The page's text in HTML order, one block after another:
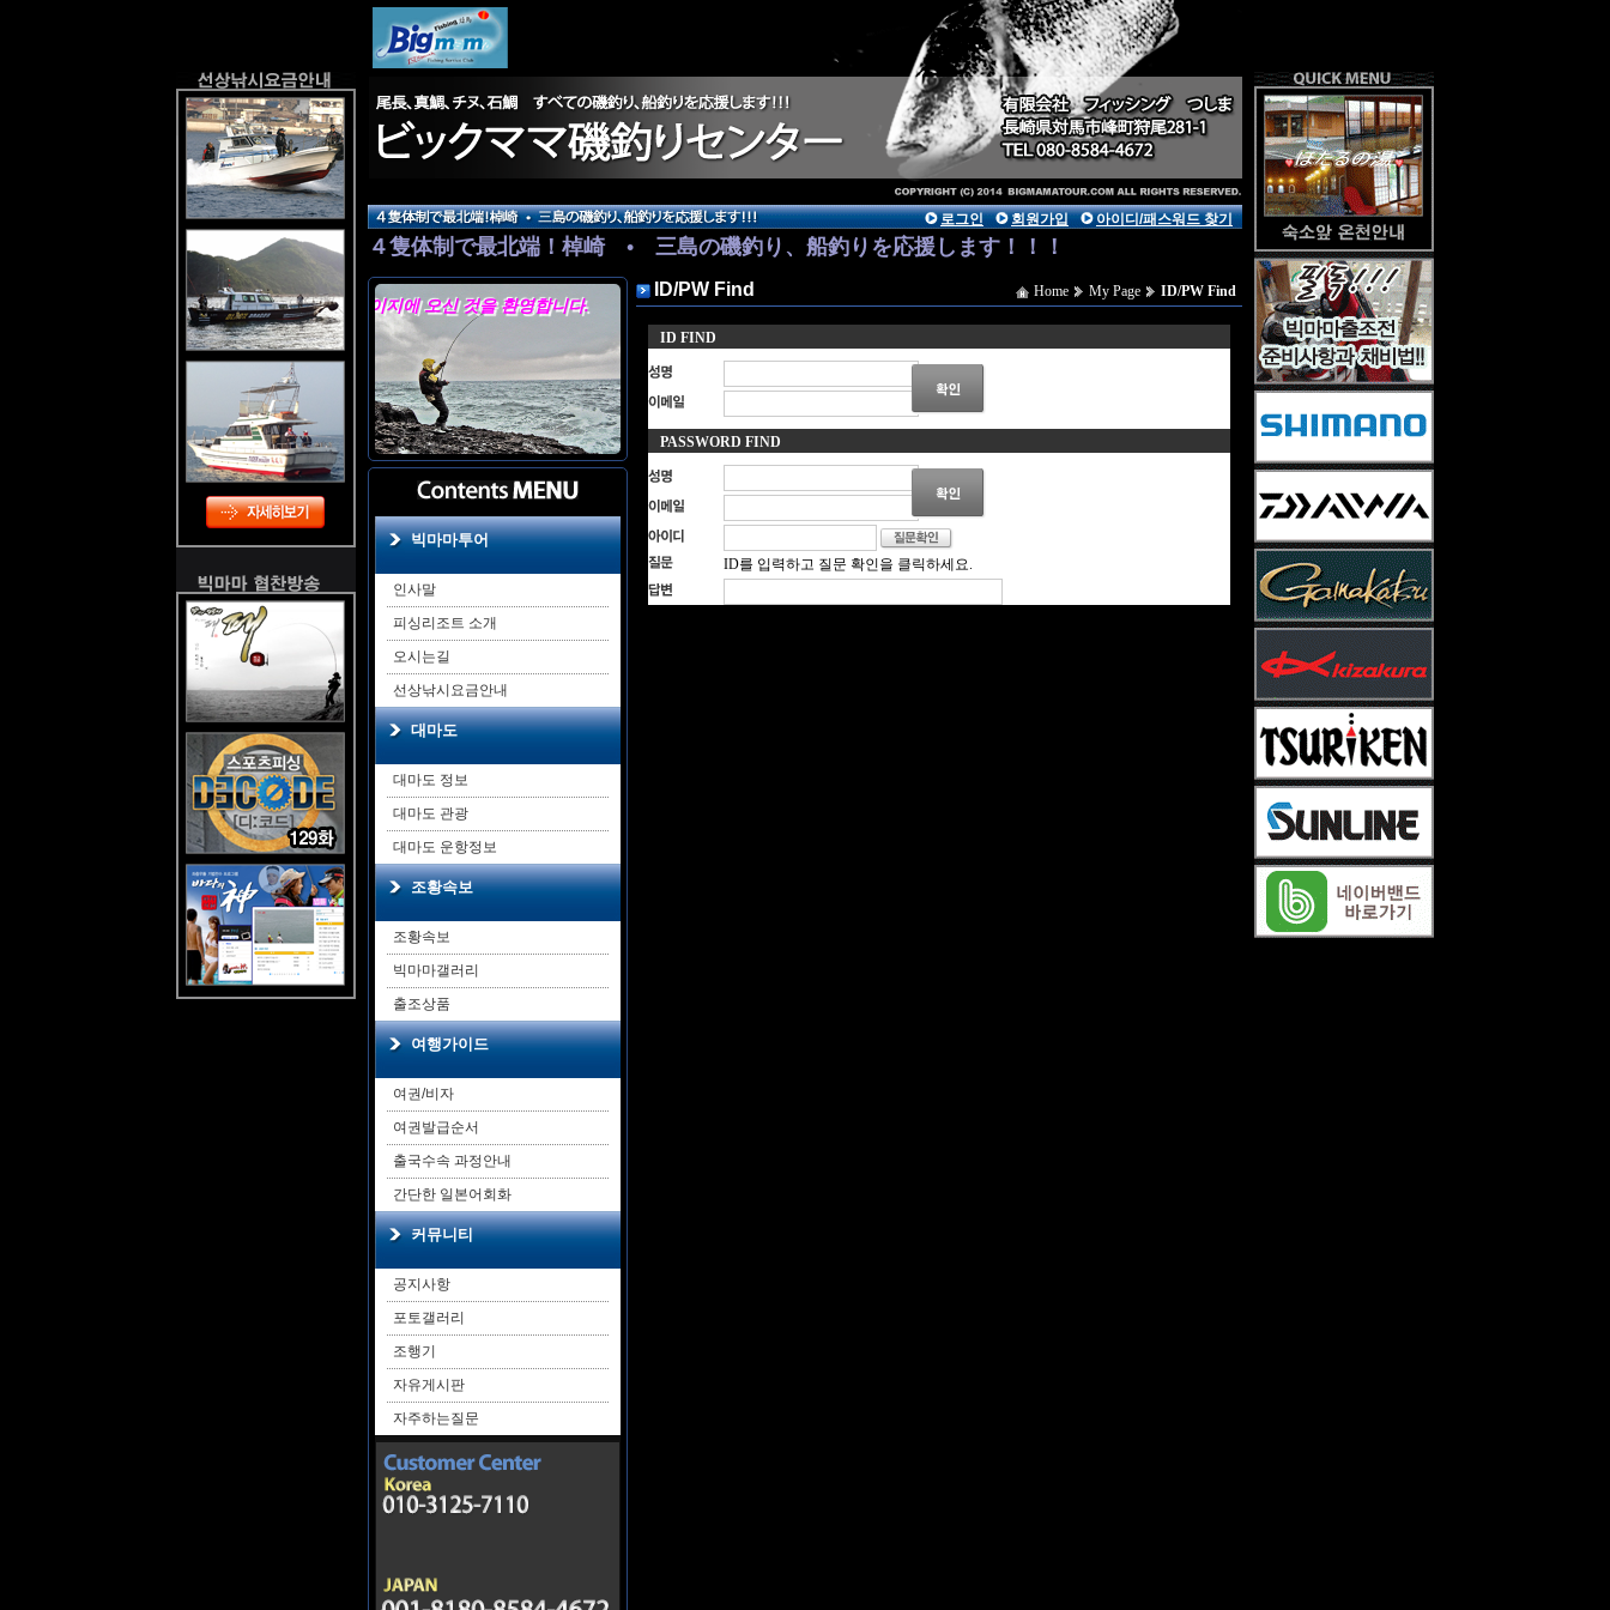
로그인 회원가입 아이디/패스워드 찾기
４隻体制で最北端！棹崎 • 三島の磯釣り、船釣りを応援します！！！
随時出航しておりますので詳しくはお電話下さい。
빅마마 홈페이지에 오신 것을 환영합니다.
빅마마투어
인사말
피싱리조트 소개
오시는길
선상낚시요금안내
대마도
대마도 정보
대마도 관광
대마도 운항정보
조황속보
조황속보
빅마마갤러리
출조상품
여행가이드
여권/비자
여권발급순서
출국수속 과정안내
간단한 일본어회화
커뮤니티
공지사항
포토갤러리
조행기
자유게시판
자주하는질문
ID/PW Find Home My Page ID/PW Find
ID FIND
PASSWORD FIND
ID를 입력하고 질문 확인을 클릭하세요.